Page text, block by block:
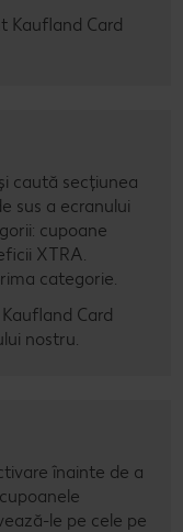
Kaufland Card
caută secțiunea
sus a ecranului
cupoane
XTRA.
categorie.
Card
nostru.
înainte de a
le pe cele pe